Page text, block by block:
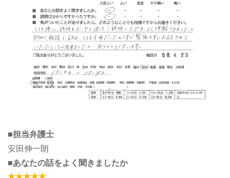
■担当弁護士
安田伸一朗
■あなたの話をよく聞きましたか